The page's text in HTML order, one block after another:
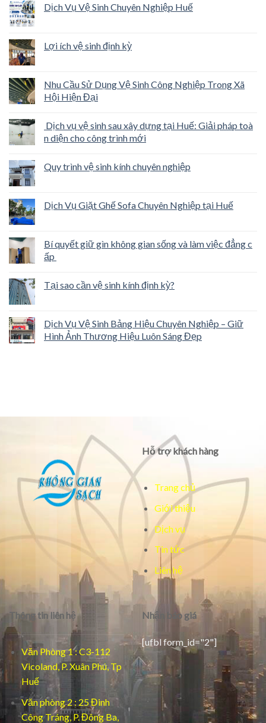
Dịch Vụ Vệ Sinh Chuyên Nghiệp Huế
Lợi ích vệ sinh định kỳ
Nhu Cầu Sử Dụng Vệ Sinh Công Nghiệp Trong Xã
Hội Hiện Đại
Dịch vụ vệ sinh sau xây dựng tại Huế: Giải pháp toà
n diện cho công trình mới
Quy trình vệ sinh kính chuyên nghiệp
Dịch Vụ Giặt Ghế Sofa Chuyên Nghiệp tại Huế
Bí quyết giữ gìn không gian sống và làm việc đẳng c
ấp
Tại sao cần vệ sinh kính định kỳ?
Dịch Vụ Vệ Sinh Bảng Hiệu Chuyên Nghiệp – Giữ
Hình Ảnh Thương Hiệu Luôn Sáng Đẹp
Hỗ trợ khách hàng
Trang chủ
Giới thiệu
Dịch vụ
Tin tức
Liên hệ
Thông tin liên hệ
Văn Phòng 1 : C3-112
Vicoland, P. Xuân Phú, Tp
Huế
Văn phòng 2 : 25 Đinh
Công Tráng, P. Đông Ba,
Nhận báo giá
[ufbl form_id="2"]